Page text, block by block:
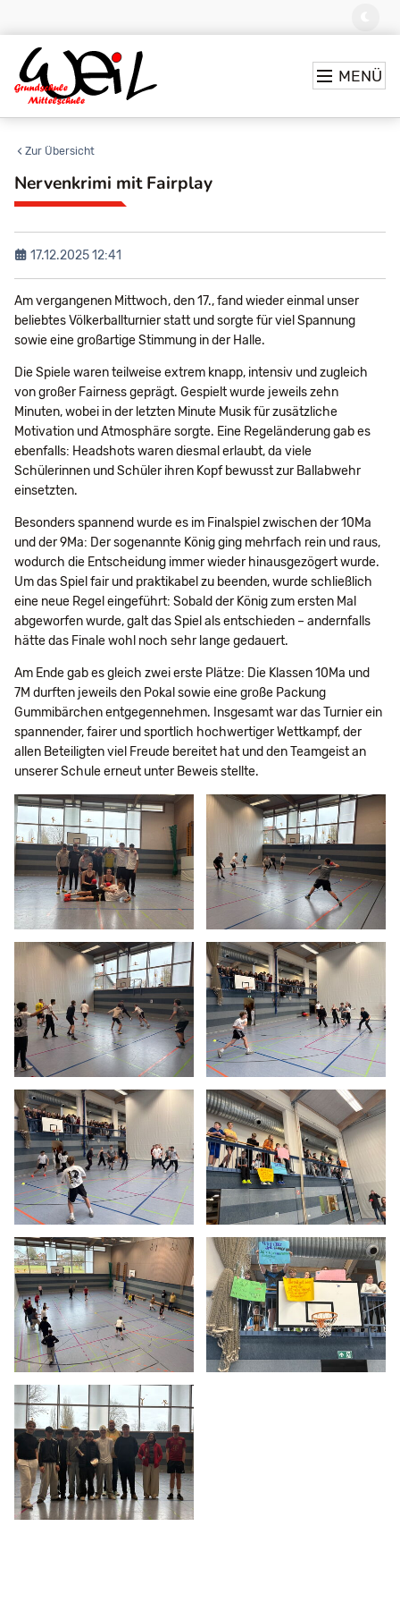
MENÜ
Nervenkrimi mit Fairplay
17.12.2025 12:41
Am vergangenen Mittwoch, den 17., fand wieder einmal unser
beliebtes Völkerballturnier statt und sorgte für viel Spannung
sowie eine großartige Stimmung in der Halle.
Die Spiele waren teilweise extrem knapp, intensiv und zugleich
von großer Fairness geprägt. Gespielt wurde jeweils zehn
Minuten, wobei in der letzten Minute Musik für zusätzliche
Motivation und Atmosphäre sorgte. Eine Regeländerung gab es
ebenfalls: Headshots waren diesmal erlaubt, da viele
Schülerinnen und Schüler ihren Kopf bewusst zur Ballabwehr
einsetzten.
Besonders spannend wurde es im Finalspiel zwischen der 10Ma
und der 9Ma: Der sogenannte König ging mehrfach rein und raus,
wodurch die Entscheidung immer wieder hinausgezögert wurde.
Um das Spiel fair und praktikabel zu beenden, wurde schließlich
eine neue Regel eingeführt: Sobald der König zum ersten Mal
abgeworfen wurde, galt das Spiel als entschieden – andernfalls
hätte das Finale wohl noch sehr lange gedauert.
Am Ende gab es gleich zwei erste Plätze: Die Klassen 10Ma und
7M durften jeweils den Pokal sowie eine große Packung
Gummibärchen entgegennehmen. Insgesamt war das Turnier ein
spannender, fairer und sportlich hochwertiger Wettkampf, der
allen Beteiligten viel Freude bereitet hat und den Teamgeist an
unserer Schule erneut unter Beweis stellte.
Zur Übersicht